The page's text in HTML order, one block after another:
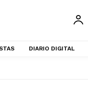
DIARIO DIGITAL